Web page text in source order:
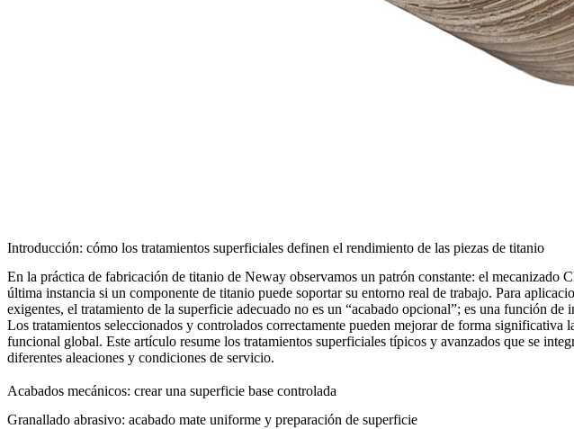
Introducción: cómo los tratamientos superficiales definen el rendimiento de las piezas de titanio
En la práctica de fabricación de titanio de Neway observamos un patrón constante: el
última instancia si un componente de titanio puede soportar su entorno real de trabajo. Para
exigentes, el tratamiento de la superficie adecuado no es un “acabado opcional”; es una función de
Los tratamientos seleccionados y controlados correctamente pueden mejorar de forma
funcional global. Este artículo resume los tratamientos superficiales típicos y avanzados que se
diferentes aleaciones y condiciones de servicio.
Acabados mecánicos: crear una superficie base controlada
Granallado abrasivo: acabado mate uniforme y preparación de superficie